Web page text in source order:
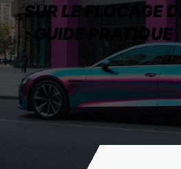
SUR LE FLOCAGE
: GUIDE PRATIQUE